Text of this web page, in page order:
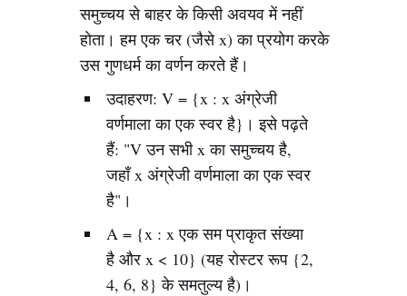
समुच्चय से बाहर के किसी अवयव में नहीं
होता। हम एक चर (जैसे x) का प्रयोग करके
उस गुणधर्म का वर्णन करते हैं।
उदाहरण: V = {x : x अंग्रेजी
वर्णमाला का एक स्वर है}। इसे पढ़ते
हैं: "V उन सभी x का समुच्चय है,
जहाँ x अंग्रेजी वर्णमाला का एक स्वर
है"।
A = {x : x एक सम प्राकृत संख्या
है और x < 10} (यह रोस्टर रूप {2,
4, 6, 8} के समतुल्य है)।